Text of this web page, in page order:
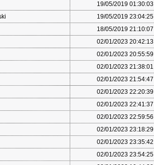
19/05/2019 01:30:03
19/05/2019 23:04:25
18/05/2019 21:10:07
02/01/2023 20:42:13
02/01/2023 20:55:59
02/01/2023 21:38:01
02/01/2023 21:54:47
02/01/2023 22:20:39
02/01/2023 22:41:37
02/01/2023 22:59:56
02/01/2023 23:18:29
02/01/2023 23:35:42
02/01/2023 23:54:25